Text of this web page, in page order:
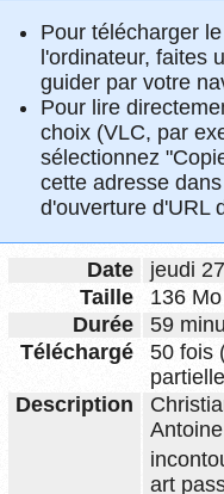
Pour télécharger
l'ordinateur, faites
guider par votre
Pour lire
choix (VLC, par
sélectionnez
cette adresse
d'ouverture d'URL
Date
jeudi
Taille
136 Mo
Durée
59
Téléchargé
50 fois
Description
art